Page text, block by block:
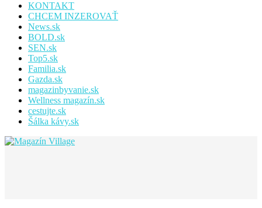
KONTAKT
CHCEM INZEROVAŤ
News.sk
BOLD.sk
SEN.sk
Top5.sk
Familia.sk
Gazda.sk
magazinbyvanie.sk
Wellness magazín.sk
cestujte.sk
Šálka kávy.sk